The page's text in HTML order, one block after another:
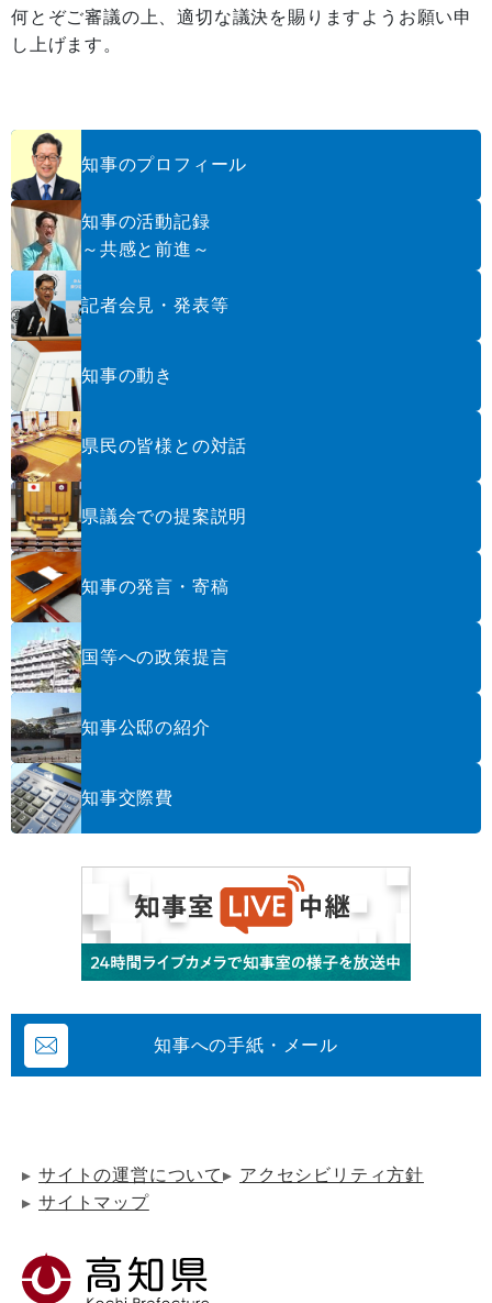
何とぞご審議の上、適切な議決を賜りますようお願い申
し上げます。
知事のプロフィール
知事の活動記録
～共感と前進～
記者会見・発表等
知事の動き
県民の皆様との対話
県議会での提案説明
知事の発言・寄稿
国等への政策提言
知事公邸の紹介
知事交際費
知事への手紙・メール
サイトの運営について
アクセシビリティ方針
サイトマップ